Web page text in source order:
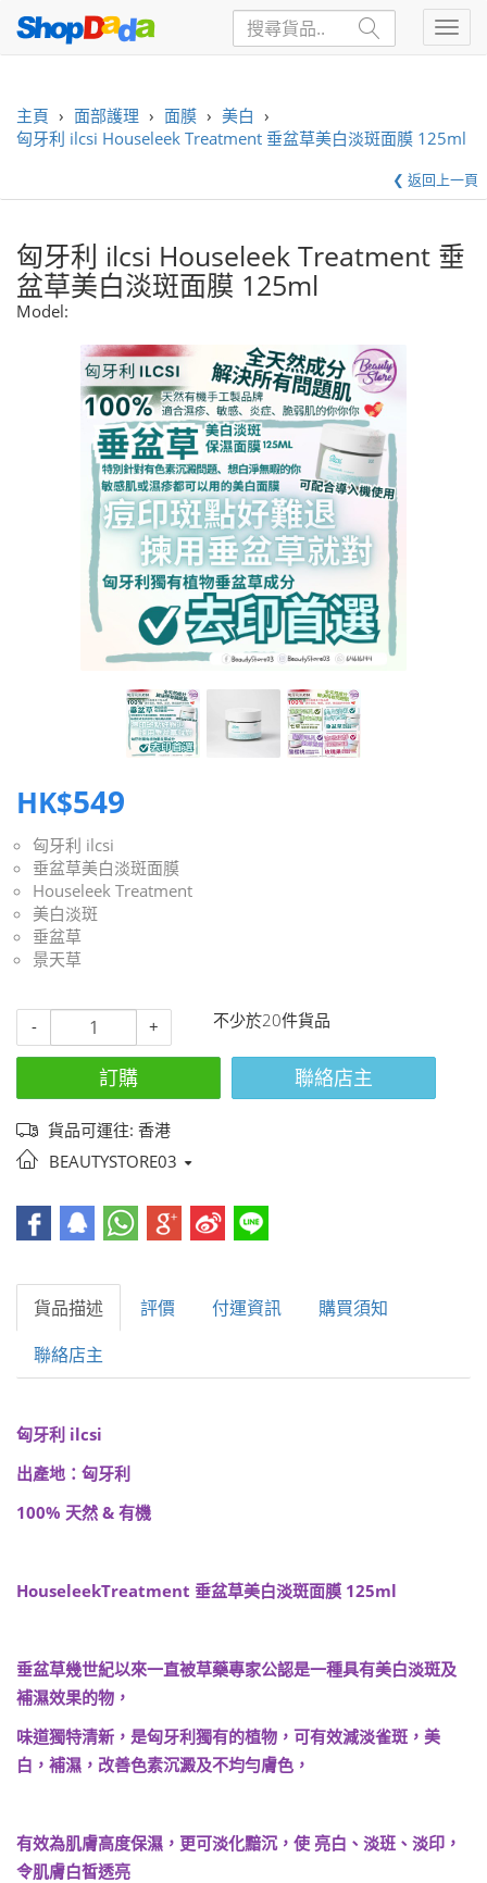
主頁 › 面部護理 › 面膜 › 美白 ›
匈牙利 ilcsi Houseleek Treatment 垂盆草美白淡斑面膜 125ml
❮ 返回上一頁
匈牙利 ilcsi Houseleek Treatment 垂
盆草美白淡斑面膜 125ml
Model:
HK$549
匈牙利 ilcsi
垂盆草美白淡斑面膜
Houseleek Treatment
美白淡斑
垂盆草
景天草
- + 不少於20件貨品
訂購 聯絡店主
貨品可運往: 香港
BEAUTYSTORE03
貨品描述 評價 付運資訊
購買須知
聯絡店主
匈牙利 ilcsi
出產地：匈牙利
100% 天然 & 有機
HouseleekTreatment 垂盆草美白淡斑面膜 125ml
垂盆草幾世紀以來一直被草藥專家公認是一種具有美白淡斑及
補濕效果的物，
味道獨特清新，是匈牙利獨有的植物，可有效減淡雀斑，美
白，補濕，改善色素沉澱及不均勻膚色，
有效為肌膚高度保濕，更可淡化黯沉，使 亮白、淡班、淡印，
令肌膚白皙透亮